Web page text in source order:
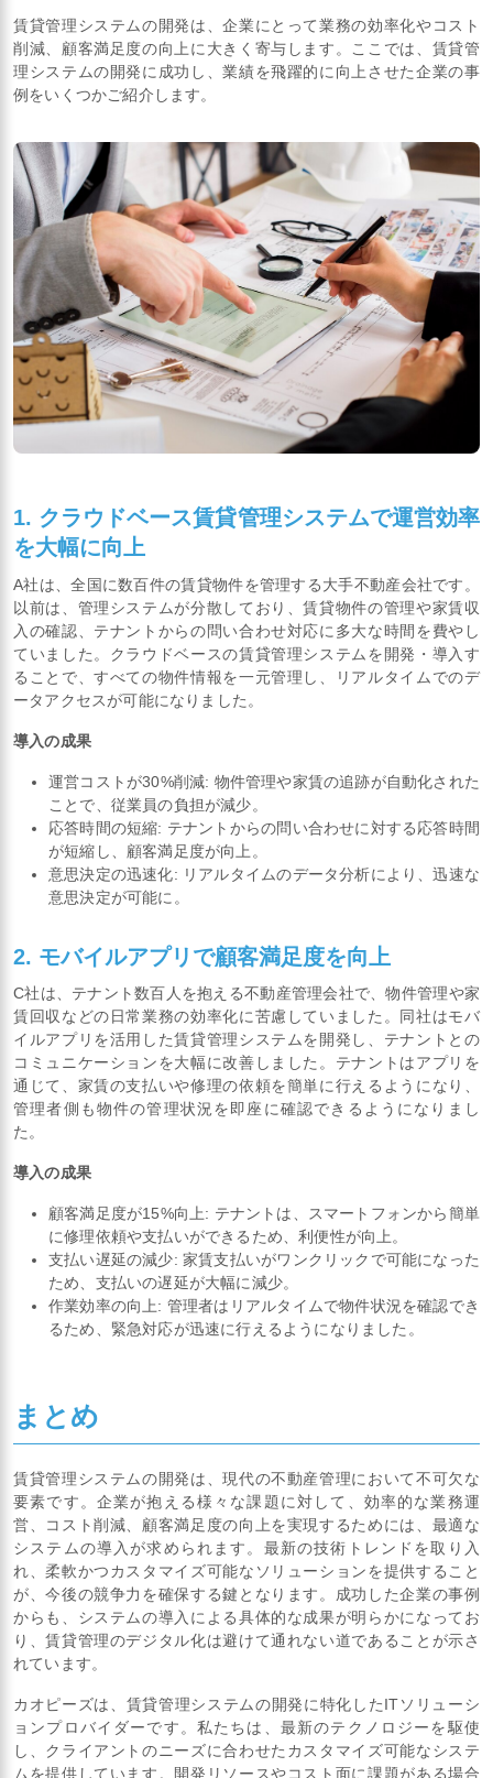
賃貸管理システムの開発は、企業にとって業務の効率化やコスト
削減、顧客満足度の向上に大きく寄与します。ここでは、賃貸管
理システムの開発に成功し、業績を飛躍的に向上させた企業の事
例をいくつかご紹介します。
1. クラウドベース賃貸管理システムで運営効率
を大幅に向上
A社は、全国に数百件の賃貸物件を管理する大手不動産会社です。
以前は、管理システムが分散しており、賃貸物件の管理や家賃収
入の確認、テナントからの問い合わせ対応に多大な時間を費やし
ていました。クラウドベースの賃貸管理システムを開発・導入す
ることで、すべての物件情報を一元管理し、リアルタイムでのデ
ータアクセスが可能になりました。
導入の成果
運営コストが30%削減: 物件管理や家賃の追跡が自動化された
ことで、従業員の負担が減少。
応答時間の短縮: テナントからの問い合わせに対する応答時間
が短縮し、顧客満足度が向上。
意思決定の迅速化: リアルタイムのデータ分析により、迅速な
意思決定が可能に。
2. モバイルアプリで顧客満足度を向上
C社は、テナント数百人を抱える不動産管理会社で、物件管理や家
賃回収などの日常業務の効率化に苦慮していました。同社はモバ
イルアプリを活用した賃貸管理システムを開発し、テナントとの
コミュニケーションを大幅に改善しました。テナントはアプリを
通じて、家賃の支払いや修理の依頼を簡単に行えるようになり、
管理者側も物件の管理状況を即座に確認できるようになりまし
た。
導入の成果
顧客満足度が15%向上: テナントは、スマートフォンから簡単
に修理依頼や支払いができるため、利便性が向上。
支払い遅延の減少: 家賃支払いがワンクリックで可能になった
ため、支払いの遅延が大幅に減少。
作業効率の向上: 管理者はリアルタイムで物件状況を確認でき
るため、緊急対応が迅速に行えるようになりました。
まとめ
賃貸管理システムの開発は、現代の不動産管理において不可欠な
要素です。企業が抱える様々な課題に対して、効率的な業務運
営、コスト削減、顧客満足度の向上を実現するためには、最適な
システムの導入が求められます。最新の技術トレンドを取り入
れ、柔軟かつカスタマイズ可能なソリューションを提供すること
が、今後の競争力を確保する鍵となります。成功した企業の事例
からも、システムの導入による具体的な成果が明らかになってお
り、賃貸管理のデジタル化は避けて通れない道であることが示さ
れています。
カオピーズは、賃貸管理システムの開発に特化したITソリューシ
ョンプロバイダーです。私たちは、最新のテクノロジーを駆使
し、クライアントのニーズに合わせたカスタマイズ可能なシステ
ムを提供しています。開発リソースやコスト面に課題がある場合